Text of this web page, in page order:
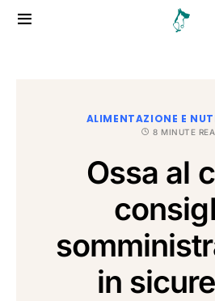
ALIMENTAZIONE E
8 MINUTE
Ossa al
in